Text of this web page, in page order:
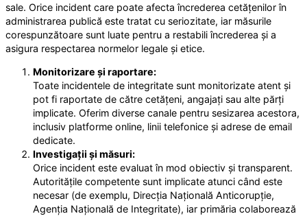
sale. Orice incident care poate afecta încrederea cetățenilor în
administrarea publică este tratat cu seriozitate, iar măsurile
corespunzătoare sunt luate pentru a restabili încrederea și a
asigura respectarea normelor legale și etice.
Monitorizare și raportare:
Toate incidentele de integritate sunt monitorizate atent și
pot fi raportate de către cetățeni, angajați sau alte părți
implicate. Oferim diverse canale pentru sesizarea acestora,
inclusiv platforme online, linii telefonice și adrese de email
dedicate.
Investigații și măsuri:
Orice incident este evaluat în mod obiectiv și transparent.
Autoritățile competente sunt implicate atunci când este
necesar (de exemplu, Direcția Națională Anticorupție,
Agenția Națională de Integritate), iar primăria colaborează